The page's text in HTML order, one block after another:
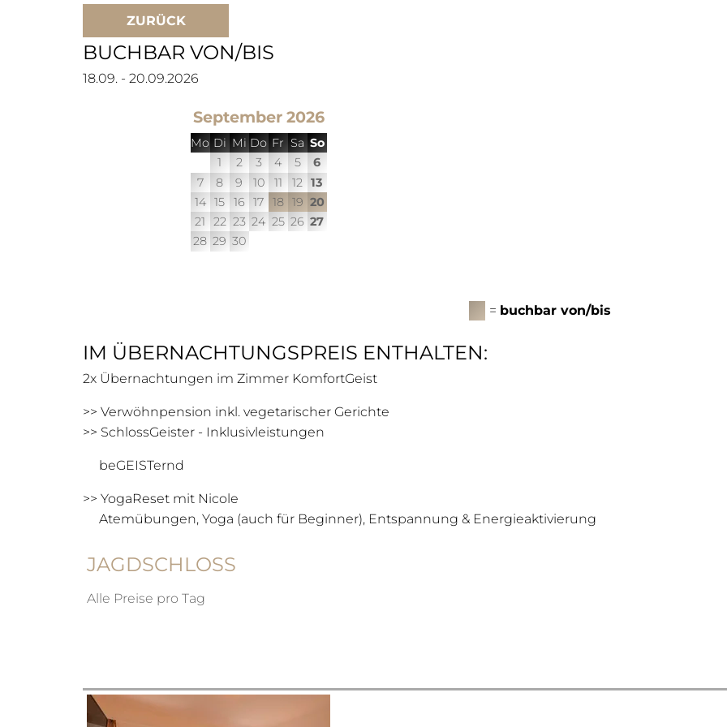
ZURÜCK
BUCHBAR VON/BIS
18.09. - 20.09.2026
September 2026
Mo Di Mi Do Fr Sa So
1
2 3 4 5
6
7
8 9 10 11 12 13
14 15 16 17 18 19 20
21
22 23 24 25 26 27
28 29 30
= buchbar von/bis
IM ÜBERNACHTUNGSPREIS ENTHALTEN:
2x Übernachtungen im Zimmer KomfortGeist
>> Verwöhnpension inkl. vegetarischer Gerichte
>> SchlossGeister - Inklusivleistungen
beGEISTernd
>> YogaReset mit Nicole
Atemübungen, Yoga (auch für Beginner), Entspannung & Energieaktivierung
JAGDSCHLOSS
Alle Preise pro Tag